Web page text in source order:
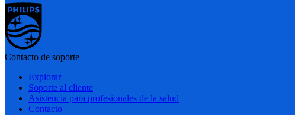
Contacto de soporte
Explorar
Soporte al cliente
Asistencia para profesionales de la salud
Contacto